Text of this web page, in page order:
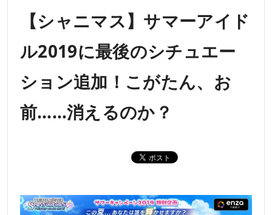
【シャニマス】サマーアイド
ル2019に最後のシチュエー
ション追加！こがたん、お
前……消えるのか？